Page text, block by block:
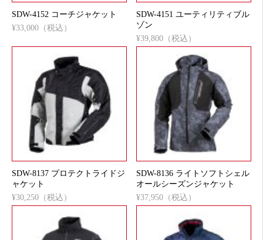
SDW-4152 コーチジャケット
¥33,000（税込）
SDW-4151 ユーティリティブル
ゾン
¥39,800（税込）
SDW-8137 プロテクトライドジ
ャケット
¥30,250（税込）
SDW-8136 ライトソフトシェル
オールシーズンジャケット
¥37,950（税込）